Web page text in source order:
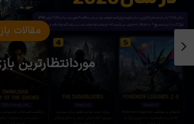
مقالات
موردانتظارترین